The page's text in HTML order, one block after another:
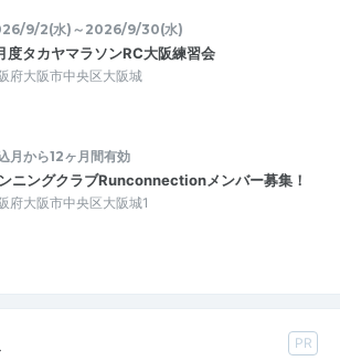
9/2(水)～2026/9/30(水)
度タカヤマラソンRC大阪練習会
府大阪市中央区大阪城
月から12ヶ月間有効
ニングクラブRunconnectionメンバー募集！
府大阪市中央区大阪城1
PR